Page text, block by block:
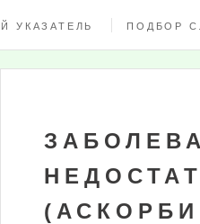
УКАЗАТЕЛЬ ПОДБОР